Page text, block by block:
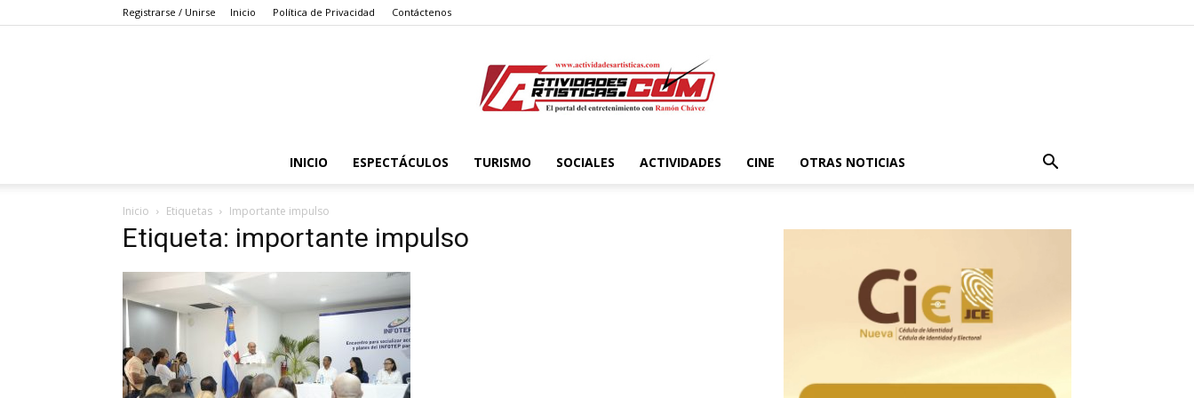
Registrarse / Unirse Inicio Política de Privacidad Contáctenos
Actividadesartisticas.com
INICIO ESPECTÁCULOS TURISMO SOCIALES ACTIVIDADES CINE OTRAS NOTICIAS
Inicio Etiquetas Importante impulso
Etiqueta: importante impulso